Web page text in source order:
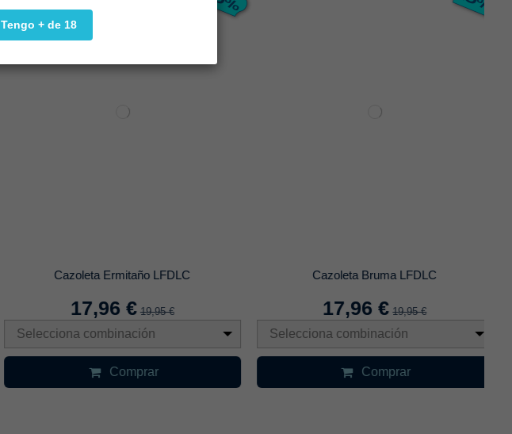
Cazoleta Ermitaño LFDLC
17,96 € 19,95 €
Selecciona combinación
Comprar
Cazoleta Bruma LFDLC
17,96 € 19,95 €
Selecciona combinación
Comprar
Tengo + de 18